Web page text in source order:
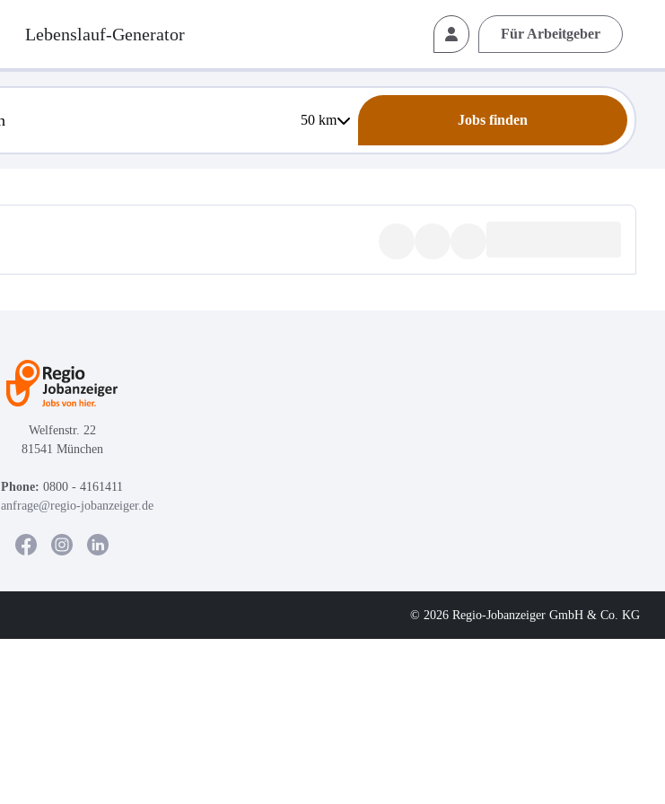
Lebenslauf-Generator Für Arbeitgeber
50km Jobs finden
Welfenstr. 22
81541 München
Phone: 0800 - 4161411
anfrage@regio-jobanzeiger.de
© 2026 Regio-Jobanzeiger GmbH & Co. KG